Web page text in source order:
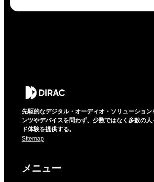
先駆的なデジタル・オーディオ・ソリューショ
ンツやデバイスを問わず、少数ではなく多数の
ド体験を提供する。
Sitemap
メニュー